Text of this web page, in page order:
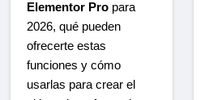
Elementor Pro para
2026, qué pueden
ofrecerte estas
funciones y cómo
usarlas para crear el